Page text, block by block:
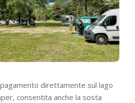
direttamente sul lago
consentita anche la sosta